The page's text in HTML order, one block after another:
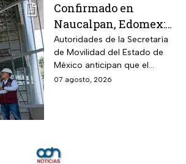
Confirmado en
Naucalpan, Edomex:
la Línea 3 del
Mexicable llega al
71,4% de avance y
anuncian cuándo
Autoridades de la Secretaría
de Movilidad del Estado de
México anticipan que el
transporte teleférico reducirá
07 agosto, 2026